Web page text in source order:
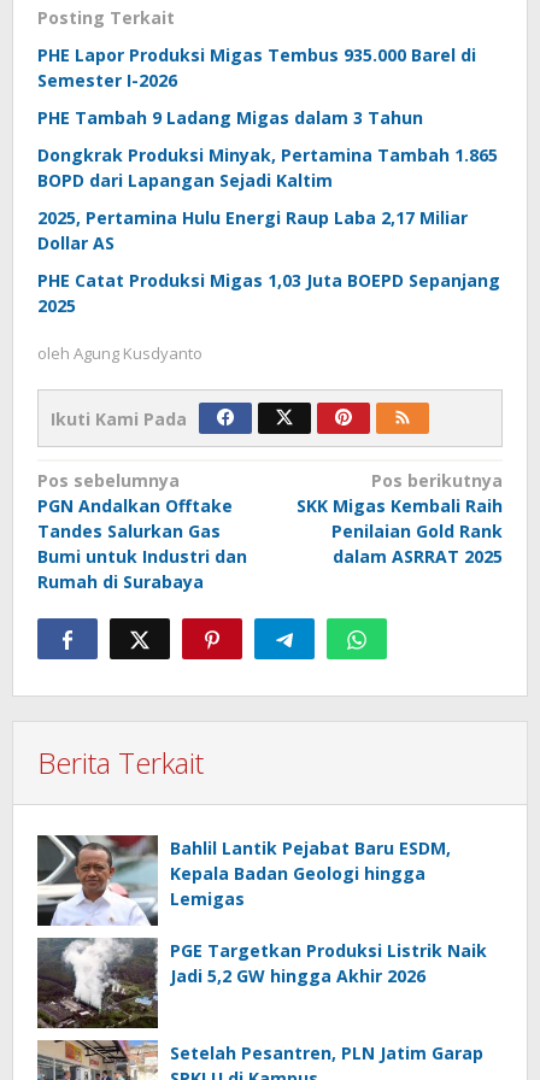
Posting Terkait
PHE Lapor Produksi Migas Tembus 935.000 Barel di
Semester I-2026
PHE Tambah 9 Ladang Migas dalam 3 Tahun
Dongkrak Produksi Minyak, Pertamina Tambah 1.865
BOPD dari Lapangan Sejadi Kaltim
2025, Pertamina Hulu Energi Raup Laba 2,17 Miliar
Dollar AS
PHE Catat Produksi Migas 1,03 Juta BOEPD Sepanjang
2025
oleh Agung Kusdyanto
Ikuti Kami Pada
Navigasi
pos
Pos sebelumnya
PGN Andalkan Offtake
Tandes Salurkan Gas
Bumi untuk Industri dan
Rumah di Surabaya
Pos berikutnya
SKK Migas Kembali Raih
Penilaian Gold Rank
dalam ASRRAT 2025
Berita Terkait
Bahlil Lantik Pejabat Baru ESDM,
Kepala Badan Geologi hingga
Lemigas
PGE Targetkan Produksi Listrik Naik
Jadi 5,2 GW hingga Akhir 2026
Setelah Pesantren, PLN Jatim Garap